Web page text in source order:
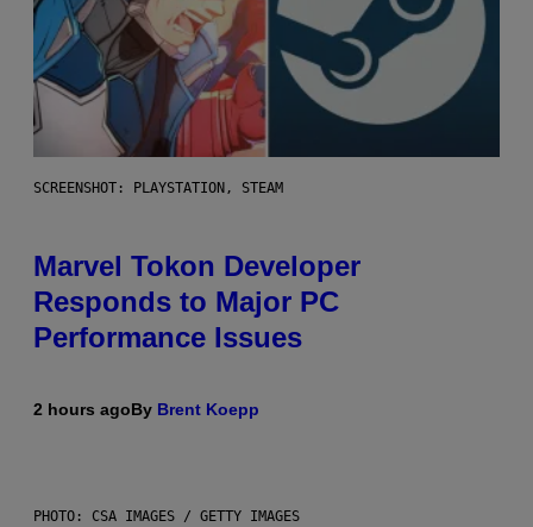
SCREENSHOT: PLAYSTATION, STEAM
Marvel Tokon Developer
Responds to Major PC
Performance Issues
2 hours agoBy Brent Koepp
PHOTO: CSA IMAGES / GETTY IMAGES